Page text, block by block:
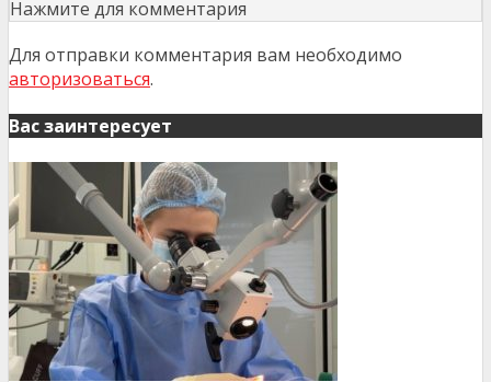
Нажмите для комментария
Для отправки комментария вам необходимо
авторизоваться.
Вас заинтересует